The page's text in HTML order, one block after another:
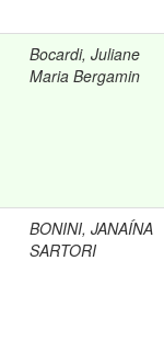
Bocardi, Juliane
Maria Bergamin
BONINI, JANAÍNA
SARTORI